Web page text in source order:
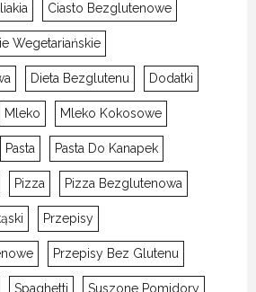
Ciasto Bezglutenowe
Wegetariańskie
Dieta Bezglutenu Dodatki
Mleko Mleko Kokosowe
Pasta Pasta Do Kanapek
Pizza Pizza Bezglutenowa
Przepisy
Przepisy Bez Glutenu
Spaghetti Suszone Pomidory